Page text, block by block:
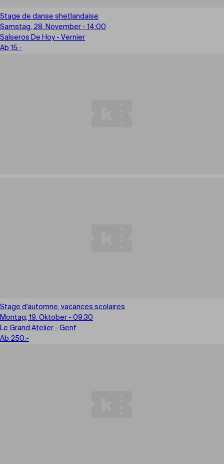
Stage de danse shetlandaise
Samstag, 28. November - 14:00
Salseros De Hoy - Vernier
Ab 15.-
Stage d'automne, vacances scolaires
Montag, 19. Oktober - 09:30
Le Grand Atelier - Genf
Ab 250.-